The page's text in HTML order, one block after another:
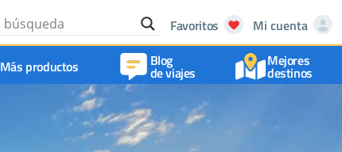
Favoritos
Mi cuenta
Más productos Blog
de viajes
Mejores
destinos